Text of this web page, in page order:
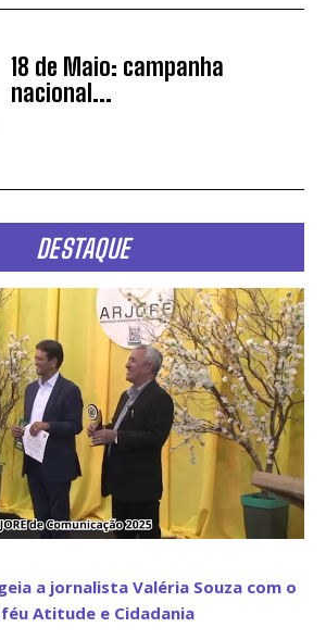
18 de Maio: campanha
nacional...
DESTAQUE
a jornalista Valéria Souza com o
Atitude e Cidadania